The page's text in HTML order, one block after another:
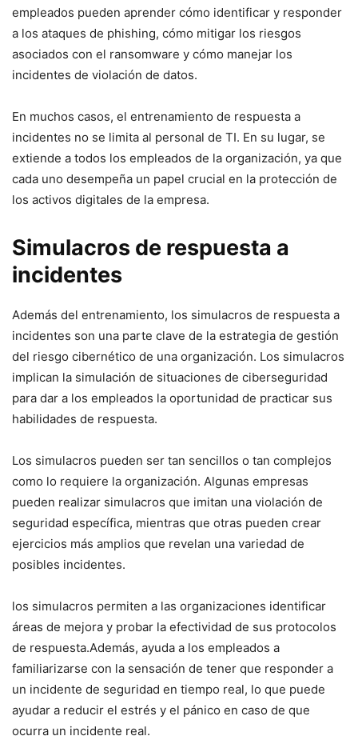
empleados pueden aprender cómo identificar‌ y responder
a los ataques de phishing, ‌cómo mitigar los riesgos
asociados con el ransomware y cómo manejar los
incidentes de violación de datos.
En muchos ⁤casos, el entrenamiento ⁢de respuesta a
incidentes no se limita al personal de TI. En su lugar, se
extiende ​a todos los empleados de la organización, ya que
cada uno‍ desempeña un papel crucial‌ en la protección de
⁤los activos digitales de ​la empresa.
Simulacros de respuesta a
incidentes
Además del entrenamiento,⁢ los‌ simulacros de respuesta a
‍incidentes son‍ una‌ parte clave de la estrategia de gestión
del riesgo cibernético de una organización. ​Los simulacros
⁢implican la simulación de situaciones ‍de ciberseguridad
‍para dar a ⁤los empleados la oportunidad de practicar sus
habilidades de respuesta.
Los simulacros⁤ pueden ser tan sencillos o tan complejos
como lo requiere la organización. Algunas empresas
pueden realizar‍ simulacros que imitan una violación de
⁤seguridad⁣ específica, mientras que‌ otras pueden crear​
ejercicios más amplios que revelan una variedad de
posibles incidentes.
los⁤ simulacros permiten​ a las ⁢organizaciones identificar
áreas⁤ de ‍mejora y probar la efectividad de sus protocolos
de respuesta.Además, ayuda a los empleados​ a
familiarizarse con la sensación de tener que responder a
un incidente de ⁢seguridad en tiempo real, lo que puede
ayudar a reducir el estrés y el pánico en caso de que
ocurra un incidente​ real.